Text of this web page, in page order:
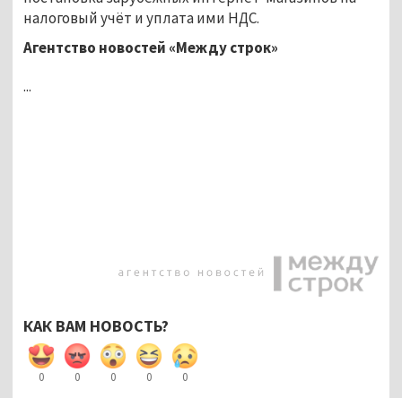
налоговый учёт и уплата ими НДС.
Агентство новостей «Между строк»
...
КАК ВАМ НОВОСТЬ?
0 0 0 0 0